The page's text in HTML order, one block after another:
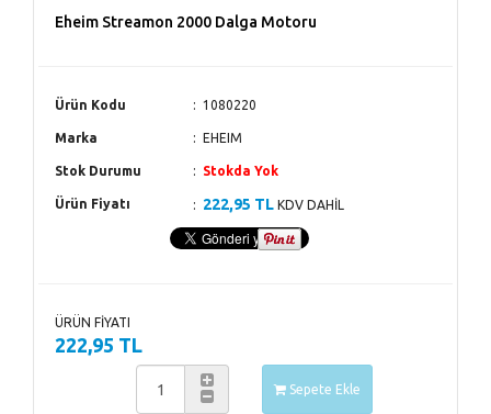
Eheim Streamon 2000 Dalga Motoru
Ürün Kodu 1080220
Marka EHEIM
Stok Durumu Stokda Yok
Ürün Fiyatı 222,95 TL KDV DAHİL
ÜRÜN FİYATI
222,95 TL
Sepete Ekle